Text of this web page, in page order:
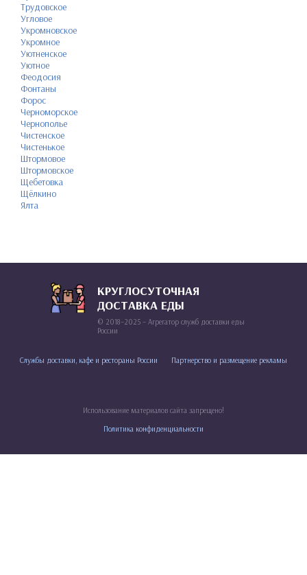
Трудовское
Угловое
Укромновское
Укромное
Уютненское
Уютное
Феодосия
Фонтаны
Форос
Черноморское
Чернополье
Чистенское
Чистенькое
Штормовое
Штормовское
Щебетовка
Щёлкино
Ялта
КРУГЛОСУТОЧНАЯ
ДОСТАВКА ЕДЫ
© 2018–2025 – Агрегатор служб доставки еды
России
Службы доставки, кафе и рестораны России Партнерство и размещение рекламы
Использование материалов сайта запрещено!
Политика конфиденциальности